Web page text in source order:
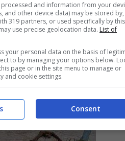
and information from your
and other device data) may be stored by,
319 partners, or used specifically by this
use precise geolocation data. List of
your personal data on the basis of
to by managing your options below.
page or in the site menu to manage or
and cookie settings.
Consent